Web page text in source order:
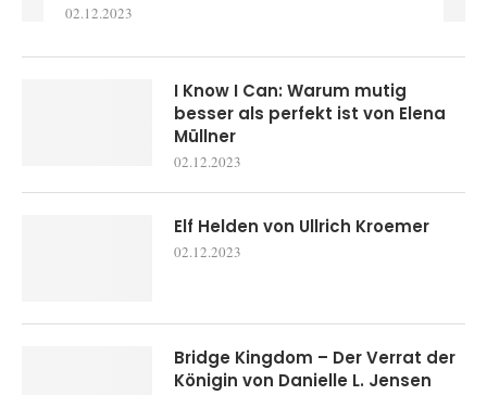
02.12.2023
I Know I Can: Warum mutig
besser als perfekt ist von Elena
Müllner
02.12.2023
Elf Helden von Ullrich Kroemer
02.12.2023
Bridge Kingdom – Der Verrat der
Königin von Danielle L. Jensen